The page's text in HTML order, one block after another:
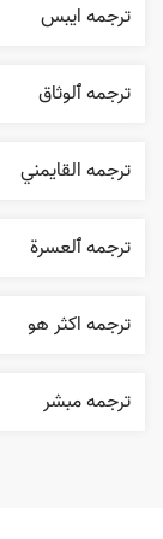
ترجمه ايبس
ترجمه ٱلوثاق
ترجمه القایمني
ترجمه ٱلعسرة
ترجمه اکثر هو
ترجمه مبشر